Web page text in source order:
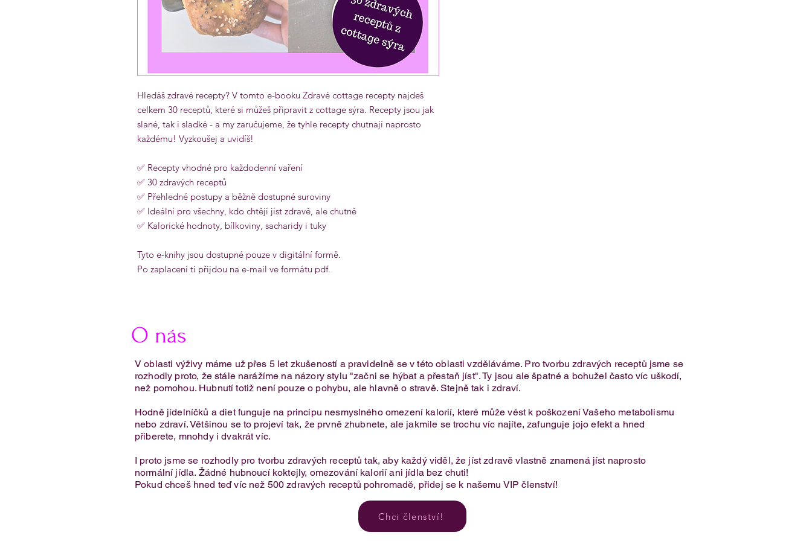
Hledáš zdravé recepty? V tomto e-booku Zdravé cottage recepty najdeš
celkem 30 receptů, které si můžeš připravit z cottage sýra. Recepty jsou jak
slané, tak i sladké - a my zaručujeme, že tyhle recepty chutnají naprosto
každému! Vyzkoušej a uvidíš!
✅ Recepty vhodné pro každodenní vaření
✅ 30 zdravých receptů
✅ Přehledné postupy a běžně dostupné suroviny
✅ Ideální pro všechny, kdo chtějí jíst zdravě, ale chutně
✅ Kalorické hodnoty, bílkoviny, sacharidy i tuky
Tyto e-knihy jsou dostupné pouze v digitální formě.
Po zaplacení ti přijdou na e-mail ve formátu pdf.
O nás
V oblasti výživy máme už přes 5 let zkušeností a pravidelně se v této oblasti vzděláváme. Pro tvorbu zdravých receptů jsme se
rozhodly proto, že stále narážíme na názory stylu "začni se hýbat a přestaň jíst". Ty jsou ale špatné a bohužel často víc uškodí,
než pomohou. Hubnutí totiž není pouze o pohybu, ale hlavně o stravě. Stejně tak i zdraví.
Hodně jídelníčků a diet funguje na principu nesmyslného omezení kalorií, které může vést k poškození Vašeho metabolismu
nebo zdraví. Většinou se to projeví tak, že prvně zhubnete, ale jakmile se trochu víc najíte, zafunguje jojo efekt a hned
přiberete, mnohdy i dvakrát víc.
I proto jsme se rozhodly pro tvorbu zdravých receptů tak, aby každý viděl, že jíst zdravě vlastně znamená jíst naprosto
normální jídla. Žádné hubnoucí koktejly, omezování kalorií ani jídla bez chuti!​
Pokud chceš hned teď víc než 500 zdravých receptů pohromadě, přidej se k našemu VIP členství!
Chci členství!